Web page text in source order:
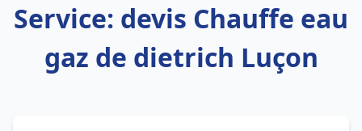
Service: devis Chauffe eau
gaz de dietrich Luçon